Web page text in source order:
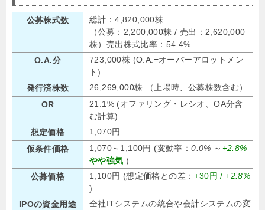
公募株式数
総計：4,820,000株
（公募：2,200,000株 / 売出：2,620,000
株）売出株式比率：54.4%
O.A.分
723,000株 (O.A.=オーバーアロットメン
ト)
発行済株数
26,269,000株 （上場時、公募株数含む）
OR
21.1% (オファリング・レシオ、OA分含
む計算)
想定価格
1,070円
仮条件価格
1,070～1,100円 (変動率：0.0% ～ +2.8%
やや強気 )
公募価格
1,100円 (想定価格との差：+30円 /+2.8%
)
IPOの資金用途
全社ITシステムの統合や会計システムの変